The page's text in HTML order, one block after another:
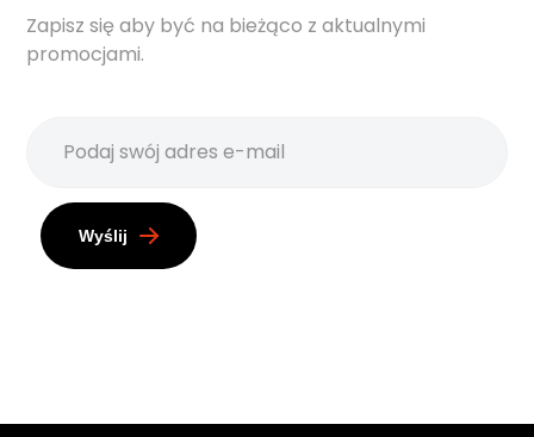
Zapisz się aby być na bieżąco z aktualnymi
promocjami.
Wyślij